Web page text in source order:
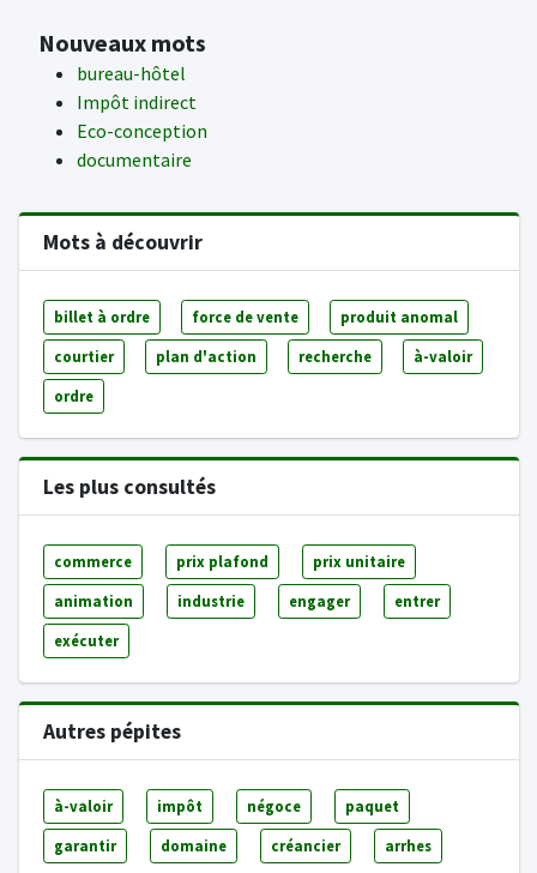
Nouveaux mots
bureau-hôtel
Impôt indirect
Eco-conception
documentaire
Mots à découvrir
billet à ordre force de vente produit anomal
courtier plan d'action recherche à-valoir
ordre
Les plus consultés
commerce prix plafond prix unitaire
animation industrie engager entrer
exécuter
Autres pépites
à-valoir impôt négoce paquet
garantir domaine créancier arrhes